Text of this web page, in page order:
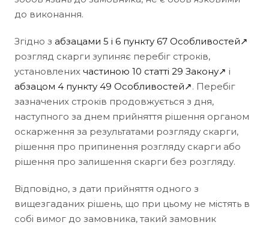
до виконання.
Згідно з абзацами 5 і 6 пункту 67 Особливостей↗
розгляд скарги зупиняє перебіг строків,
установлених частиною 10 статті 29 Закону↗ і
абзацом 4 пункту 49 Особливостей↗. Перебіг
зазначених строків продовжується з дня,
наступного за днем прийняття рішення органом
оскарження за результатами розгляду скарги,
рішення про припинення розгляду скарги або
рішення про залишення скарги без розгляду.
Відповідно, з дати прийняття одного з
вищезгаданих рішень, що при цьому не містять в
собі вимог до замовника, такий замовник